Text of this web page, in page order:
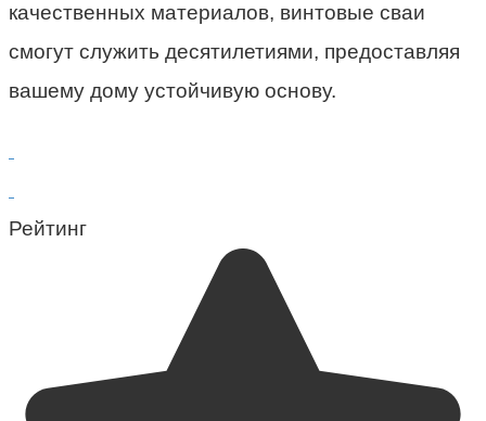
качественных материалов, винтовые сваи
смогут служить десятилетиями, предоставляя
вашему дому устойчивую основу.
Рейтинг